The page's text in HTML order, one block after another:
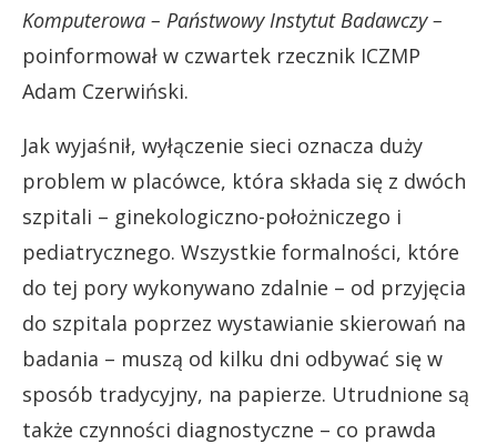
Komputerowa – Państwowy Instytut Badawczy –
poinformował w czwartek rzecznik ICZMP
Adam Czerwiński.
Jak wyjaśnił, wyłączenie sieci oznacza duży
problem w placówce, która składa się z dwóch
szpitali – ginekologiczno-położniczego i
pediatrycznego. Wszystkie formalności, które
do tej pory wykonywano zdalnie – od przyjęcia
do szpitala poprzez wystawianie skierowań na
badania – muszą od kilku dni odbywać się w
sposób tradycyjny, na papierze. Utrudnione są
także czynności diagnostyczne – co prawda